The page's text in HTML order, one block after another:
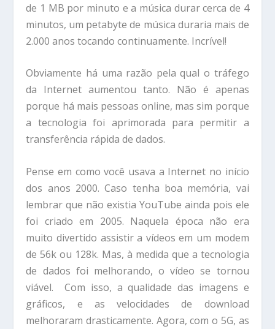
de 1 MB por minuto e a música durar cerca de 4
minutos, um petabyte de música duraria mais de
2.000 anos tocando continuamente. Incrível!
Obviamente há uma razão pela qual o tráfego
da Internet aumentou tanto. Não é apenas
porque há mais pessoas online, mas sim porque
a tecnologia foi aprimorada para permitir a
transferência rápida de dados.
Pense em como você usava a Internet no início
dos anos 2000. Caso tenha boa memória, vai
lembrar que não existia YouTube ainda pois ele
foi criado em 2005. Naquela época não era
muito divertido assistir a vídeos em um modem
de 56k ou 128k. Mas, à medida que a tecnologia
de dados foi melhorando, o vídeo se tornou
viável. Com isso, a qualidade das imagens e
gráficos, e as velocidades de download
melhoraram drasticamente. Agora, com o 5G, as